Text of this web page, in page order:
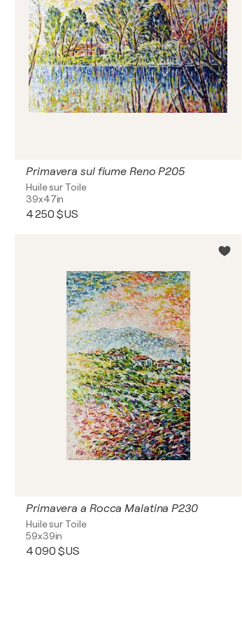
Primavera sul fiume Reno P205
Huile sur Toile
39x47in
4 250 $US
Primavera a Rocca Malatina P230
Huile sur Toile
59x39in
4 090 $US